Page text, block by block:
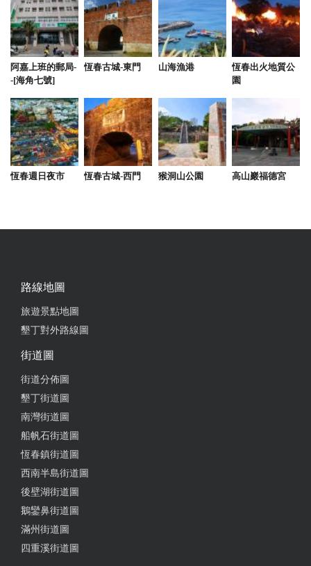
阿嘉上班的郵局-
-[海角七號]
恆春古城-東門 山海漁港
恆春出火地質公
園
恆春週日夜市 恆春古城-西門 猴洞山公園 高山巖福德宮
路線地圖
旅遊景點地圖
墾丁對外路線圖
街道圖
街道分佈圖
墾丁街道圖
南灣街道圖
船帆石街道圖
恆春鎮街道圖
西南半島街道圖
後壁湖街道圖
鵝鑾鼻街道圖
滿州街道圖
四重溪街道圖